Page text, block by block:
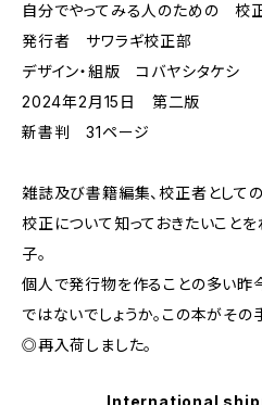
自分でやってみる人のための 校
発行者 サワラギ校正部
デザイン・組版 コバヤシタケシ
2024年2月15日 第二版
新書判 31ページ
雑誌及び書籍編集、校正者として
校正について知っておきたいこと
子。
個人で発行物を作ることの多い昨
ではないでしょうか。この本がそ
◎再入荷しました。
International